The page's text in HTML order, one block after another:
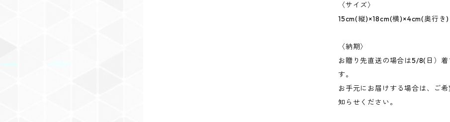
〈サイズ〉
15cm(縦)×18cm(横)×4cm(奥行き)
〈納期〉
お贈り先直送の場合は5/8(日）着
す。
お手元にお届けする場合は、ご
知らせください。